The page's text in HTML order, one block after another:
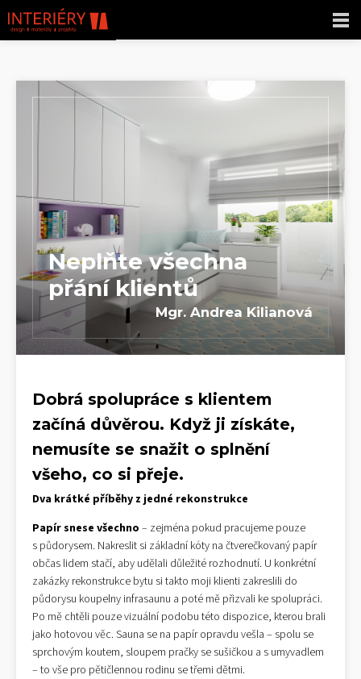
Neplňte všechna
přání klientů
Mgr. Andrea Kilianová
Dobrá spolupráce s klientem
začíná důvěrou. Když ji získáte,
nemusíte se snažit o splnění
všeho, co si přeje.
Dva krátké příběhy z jedné rekonstrukce
Papír snese všechno – zejména pokud pracujeme pouze
s půdorysem. Nakreslit si základní kóty na čtverečkovaný papír
občas lidem stačí, aby udělali důležité rozhodnutí. U konkrétní
zakázky rekonstrukce bytu si takto moji klienti zakreslili do
půdorysu koupelny infrasaunu a poté mě přizvali ke spolupráci.
Po mě chtěli pouze vizuální podobu této dispozice, kterou brali
jako hotovou věc. Sauna se na papír opravdu vešla – spolu se
sprchovým koutem, sloupem pračky se sušičkou a s umyvadlem
– to vše pro pětičlennou rodinu se třemi dětmi.